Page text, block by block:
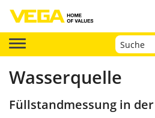
Wasserquelle
Füllstandmessung in